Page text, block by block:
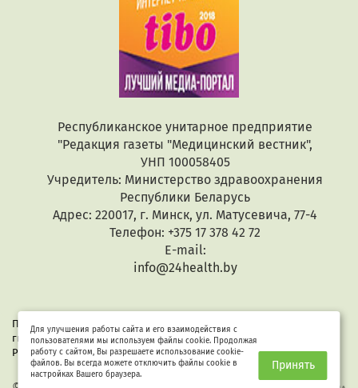
Республиканское унитарное предприятие
"Редакция газеты "Медицинский вестник",
УНП 100058405
Учредитель: Министерство здравоохранения
Республики Беларусь
Адрес: 220017, г. Минск, ул. Матусевича, 77-4
Телефон: +375 17 378 42 72
E-mail:
info@24health.by
При копировании или цитировании текстов активная
гиперссылка обязательна. Все материалы защищены законом
Республики Беларусь «Об авторском праве и смежных правах».
Для улучшения работы сайта и его взаимодействия с
пользователями мы используем файлы cookie. Продолжая
работу с сайтом, Вы разрешаете использование cookie-
файлов. Вы всегда можете отключить файлы cookie в
настройках Вашего браузера.
Принять